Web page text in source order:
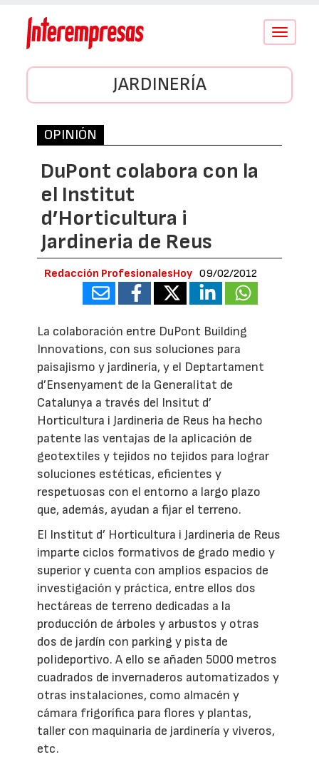
Conmutar
JARDINERÍA
OPINIÓN
DuPont colabora con la
el Institut
d’Horticultura i
Jardineria de Reus
Redacción ProfesionalesHoy 09/02/2012
La colaboración entre DuPont Building
Innovations, con sus soluciones para
paisajismo y jardinería, y el Deptartament
d’Ensenyament de la Generalitat de
Catalunya a través del Insitut d’
Horticultura i Jardineria de Reus ha hecho
patente las ventajas de la aplicación de
geotextiles y tejidos no tejidos para lograr
soluciones estéticas, eficientes y
respetuosas con el entorno a largo plazo
que, además, ayudan a fijar el terreno.
El Institut d’ Horticultura i Jardineria de Reus
imparte ciclos formativos de grado medio y
superior y cuenta con amplios espacios de
investigación y práctica, entre ellos dos
hectáreas de terreno dedicadas a la
producción de árboles y arbustos y otras
dos de jardín con parking y pista de
polideportivo. A ello se añaden 5000 metros
cuadrados de invernaderos automatizados y
otras instalaciones, como almacén y
cámara frigorífica para flores y plantas,
taller con maquinaria de jardinería y viveros,
etc.